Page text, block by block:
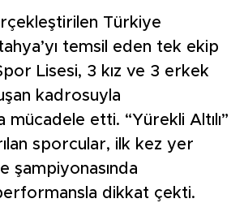
Türkiye
temsil eden tek ekip
Lisesi, 3 kız ve 3 erkek
kadrosuyla
mücadele etti. “Yürekli Altılı”
sporcular, ilk kez yer
şampiyonasında
dikkat çekti.